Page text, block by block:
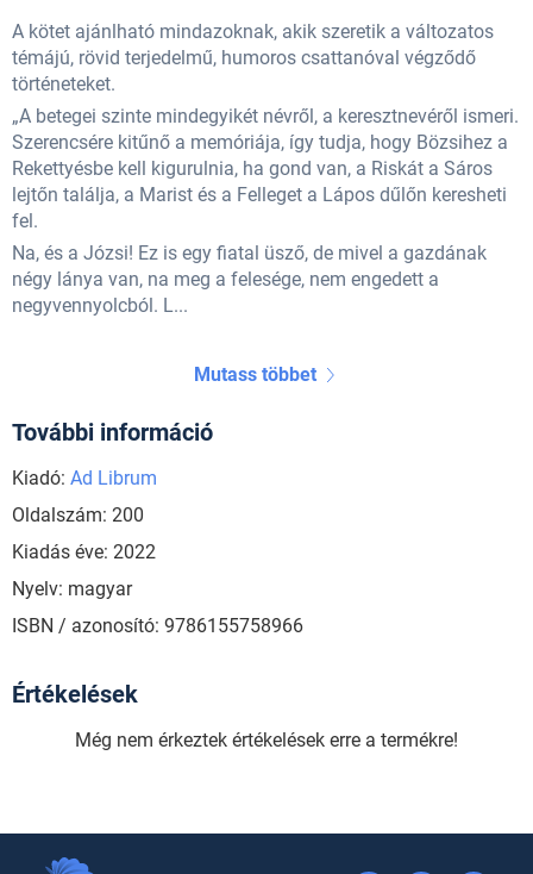
A kötet ajánlható mindazoknak, akik szeretik a változatos
témájú, rövid terjedelmű, humoros csattanóval végződő
történeteket.
„A betegei szinte mindegyikét névről, a keresztnevéről ismeri.
Szerencsére kitűnő a memóriája, így tudja, hogy Bözsihez a
Rekettyésbe kell kigurulnia, ha gond van, a Riskát a Sáros
lejtőn találja, a Marist és a Felleget a Lápos dűlőn keresheti
fel.
Na, és a Józsi! Ez is egy fiatal üsző, de mivel a gazdának
négy lánya van, na meg a felesége, nem engedett a
negyvennyolcból. L...
Mutass többet
További információ
Kiadó: Ad Librum
Oldalszám: 200
Kiadás éve: 2022
Nyelv: magyar
ISBN / azonosító: 9786155758966
Értékelések
Még nem érkeztek értékelések erre a termékre!